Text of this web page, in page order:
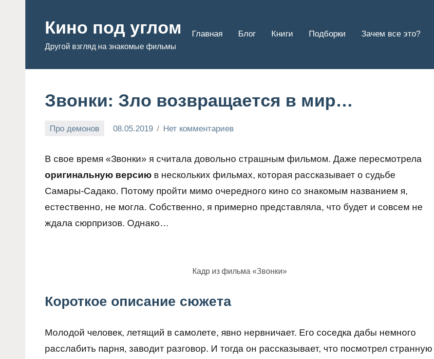
содержимому
Кино под углом
Другой взгляд на знакомые фильмы
Главная Блог Книги Подборки Зачем все это?
Звонки: Зло возвращается в мир…
Про демонов 08.05.2019
Admin
Нет комментариев
В свое время «Звонки» я считала довольно страшным фильмом. Даже пересмотрела
оригинальную версию в нескольких фильмах, которая рассказывает о судьбе
Самары-Садако. Потому пройти мимо очередного кино со знакомым названием я,
естественно, не могла. Собственно, я примерно представляла, что будет и совсем не
ждала сюрпризов. Однако…
Кадр из фильма «Звонки»
Короткое описание сюжета
Молодой человек, летящий в самолете, явно нервничает. Его соседка дабы немного
расслабить парня, заводит разговор. И тогда он рассказывает, что посмотрел странную